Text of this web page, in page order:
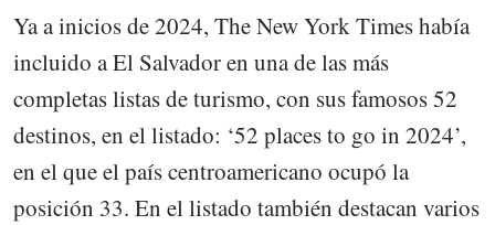
Ya a inicios de 2024, The New York Times había
incluido a El Salvador en una de las más
completas listas de turismo, con sus famosos 52
destinos, en el listado: ‘52 places to go in 2024’,
en el que el país centroamericano ocupó la
posición 33. En el listado también destacan varios